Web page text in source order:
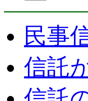
民事
信託